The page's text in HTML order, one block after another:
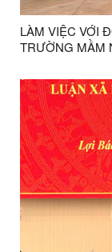
LÀM VIỆC VỚI